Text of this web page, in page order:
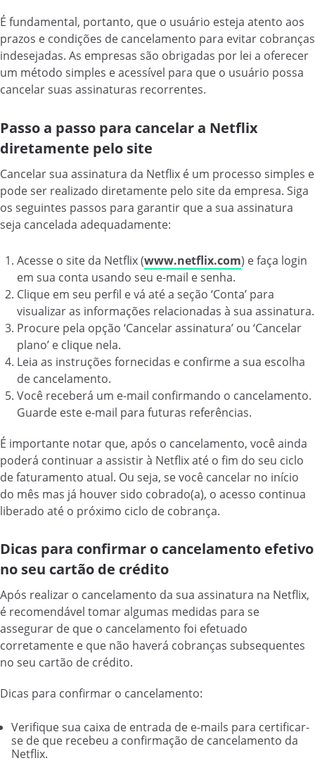
É fundamental, portanto, que o usuário esteja atento aos
prazos e condições de cancelamento para evitar cobranças
indesejadas. As empresas são obrigadas por lei a oferecer
um método simples e acessível para que o usuário possa
cancelar suas assinaturas recorrentes.
Passo a passo para cancelar a Netflix
diretamente pelo site
Cancelar sua assinatura da Netflix é um processo simples e
pode ser realizado diretamente pelo site da empresa. Siga
os seguintes passos para garantir que a sua assinatura
seja cancelada adequadamente:
Acesse o site da Netflix (www.netflix.com) e faça login
em sua conta usando seu e-mail e senha.
Clique em seu perfil e vá até a seção ‘Conta’ para
visualizar as informações relacionadas à sua assinatura.
Procure pela opção ‘Cancelar assinatura’ ou ‘Cancelar
plano’ e clique nela.
Leia as instruções fornecidas e confirme a sua escolha
de cancelamento.
Você receberá um e-mail confirmando o cancelamento.
Guarde este e-mail para futuras referências.
É importante notar que, após o cancelamento, você ainda
poderá continuar a assistir à Netflix até o fim do seu ciclo
de faturamento atual. Ou seja, se você cancelar no início
do mês mas já houver sido cobrado(a), o acesso continua
liberado até o próximo ciclo de cobrança.
Dicas para confirmar o cancelamento efetivo
no seu cartão de crédito
Após realizar o cancelamento da sua assinatura na Netflix,
é recomendável tomar algumas medidas para se
assegurar de que o cancelamento foi efetuado
corretamente e que não haverá cobranças subsequentes
no seu cartão de crédito.
Dicas para confirmar o cancelamento:
Verifique sua caixa de entrada de e-mails para certificar-
se de que recebeu a confirmação de cancelamento da
Netflix.